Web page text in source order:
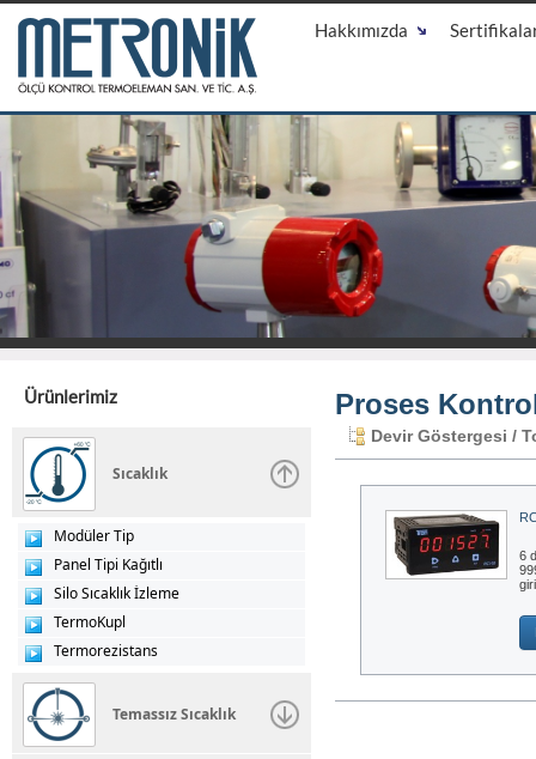
Hakkımızda
Ürünlerimiz
Sıcaklık
Modüler Tip
Panel Tipi Kağıtlı
Silo Sıcaklık İzleme
TermoKupl
Termorezistans
Temassız Sıcaklık
Proses
Devir Göstergesi /
6